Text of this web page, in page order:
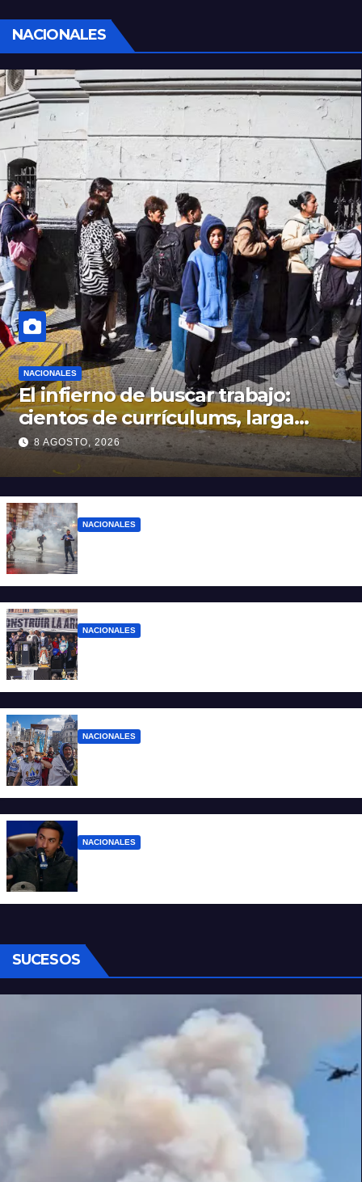
NACIONALES
NACIONALES
El infierno de buscar trabajo:
cientos de currículums, larga
espera y menos puestos
registrados
8 AGOSTO, 2026
NACIONALES
NACIONALES
NACIONALES
NACIONALES
SUCESOS